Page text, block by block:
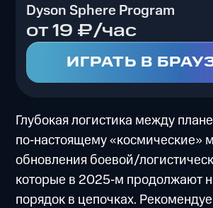
Dyson Sphere Program
от 19 ₽/час
ИГРАТЬ В
Глубокая логистика между
по‑настоящему «космические»
обновления боевой/
которые в 2025‑м продолжают
порядок в цепочках.